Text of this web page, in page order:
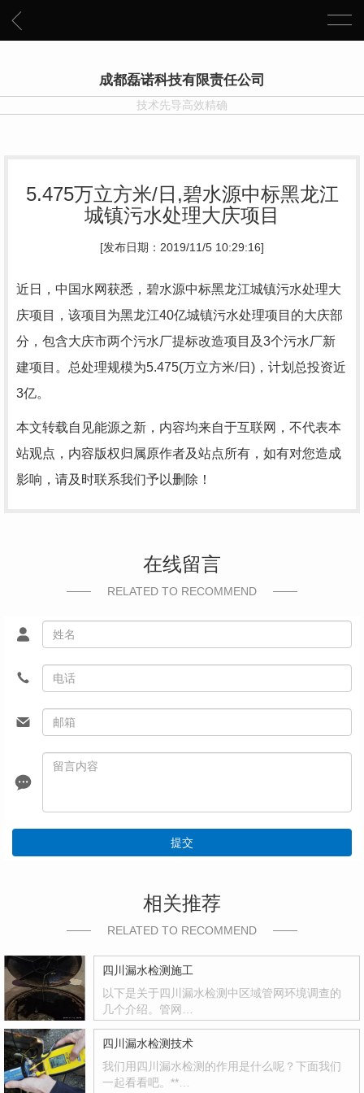
成都磊诺科技有限责任公司
技术先导高效精确
5.475万立方米/日,碧水源中标黑龙江
城镇污水处理大庆项目
[发布日期：2019/11/5 10:29:16]
近日，中国水网获悉，碧水源中标黑龙江城镇污水处理大
庆项目，该项目为黑龙江40亿城镇污水处理项目的大庆部
分，包含大庆市两个污水厂提标改造项目及3个污水厂新
建项目。总处理规模为5.475(万立方米/日)，计划总投资近
3亿。
本文转载自见能源之新，内容均来自于互联网，不代表本
站观点，内容版权归属原作者及站点所有，如有对您造成
影响，请及时联系我们予以删除！
在线留言
RELATED TO RECOMMEND
提交
相关推荐
RELATED TO RECOMMEND
四川漏水检测施工
以下是关于四川漏水检测中区域管网环境调查的
几个介绍。管网…
四川漏水检测技术
我们用四川漏水检测的作用是什么呢？下面我们
一起看看吧。**…